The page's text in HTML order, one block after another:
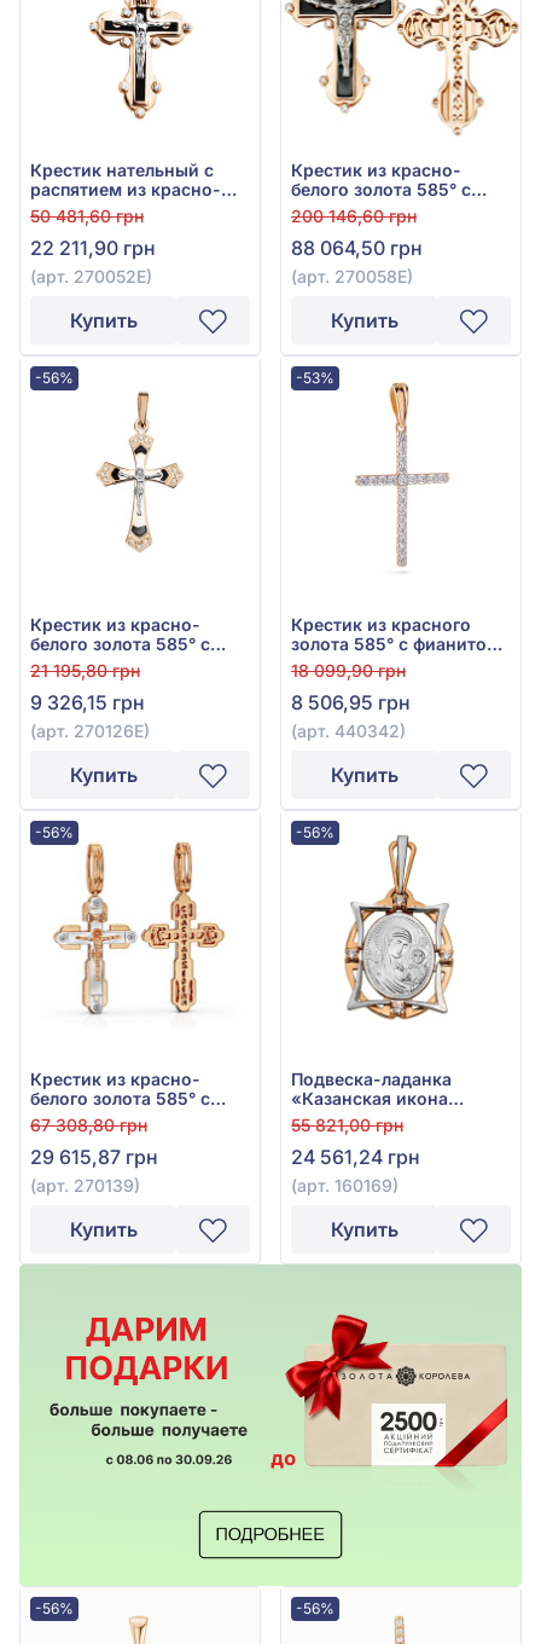
Крестик нательный с
распятием из красно-
белого золота 585° с
фианитом, куб.
цирконием и чёрной
эмалью, арт. 270052Е
50 481,60 грн
22 211,90 грн
(арт. 270052Е)
Купить
Крестик из красно-
белого золота 585° с
чёрным фианитом (куб.
цирконий) и эмалью,
арт. 270058Е
200 146,60 грн
88 064,50 грн
(арт. 270058Е)
Купить
-56%
Крестик из красно-
белого золота 585° с
чёрным фианитом (куб.
цирконий) и эмалью,
арт. 270126Е
21 195,80 грн
9 326,15 грн
(арт. 270126Е)
Купить
-53%
Крестик из красного
золота 585° с фианитом,
арт. 440342
18 099,90 грн
8 506,95 грн
(арт. 440342)
Купить
-56%
Крестик из красно-
белого золота 585° с
фианитом, арт. 270139
67 308,80 грн
29 615,87 грн
(арт. 270139)
Купить
-56%
Подвеска-ладанка
«Казанская икона
Божией Матери» из
красно-белого золота
585° с фианитом, арт.
160169
55 821,00 грн
24 561,24 грн
(арт. 160169)
Купить
-56% -56%